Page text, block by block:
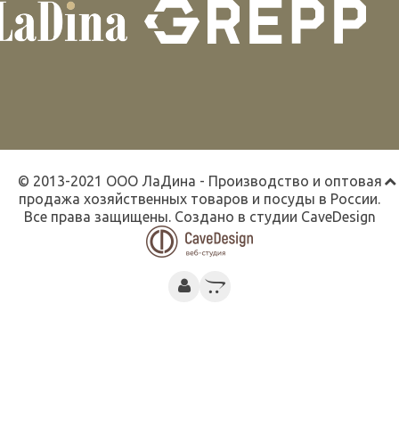
© 2013-2021 ООО ЛаДина - Производство и оптовая
продажа хозяйственных товаров и посуды в России.
Все права защищены. Создано в студии CaveDesign